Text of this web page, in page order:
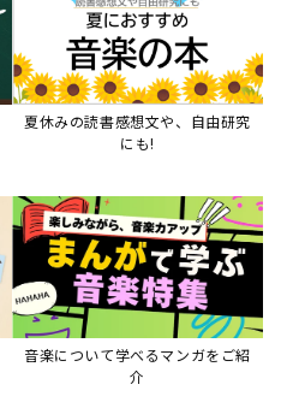
夏休みの読書感想文や、自由研究
にも!
音楽について学べるマンガをご紹
介